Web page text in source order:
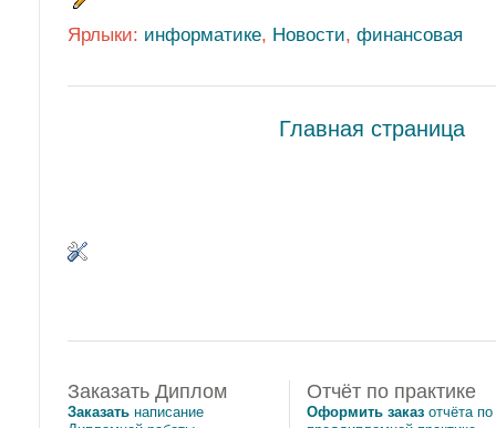
Ярлыки: информатике, Новости, финансовая
Главная страница
Заказать Диплом
Заказать написание
Отчёт по практике
Оформить заказ отчёта по